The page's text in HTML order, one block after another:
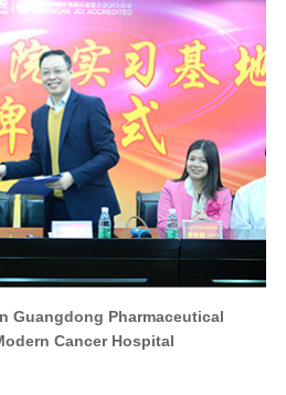
Guangdong Pharmaceutical
Cancer Hospital